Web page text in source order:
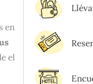
en
el